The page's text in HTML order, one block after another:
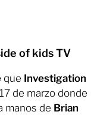
of kids TV
que Investigation
de marzo donde
manos de Brian